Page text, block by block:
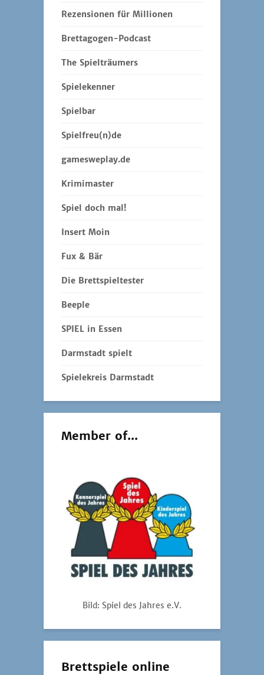
Rezensionen für Millionen
Brettagogen-Podcast
The Spielträumers
Spielekenner
Spielbar
Spielfreu(n)de
gamesweplay.de
Krimimaster
Spiel doch mal!
Insert Moin
Fux & Bär
Die Brettspieltester
Beeple
SPIEL in Essen
Darmstadt spielt
Spielekreis Darmstadt
Member of...
Bild: Spiel des Jahres e.V.
Brettspiele online